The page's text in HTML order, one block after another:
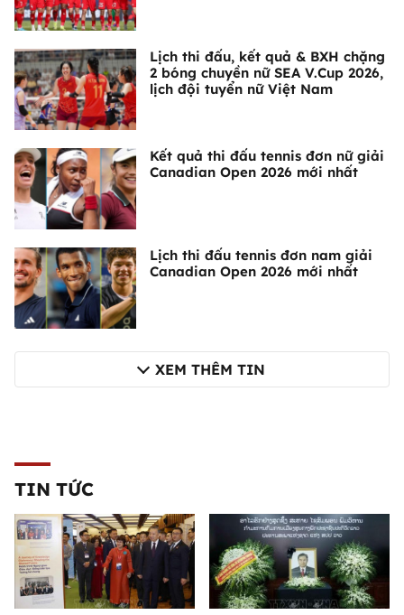
Lịch thi đấu, kết quả & BXH chặng
2 bóng chuyền nữ SEA V.Cup 2026,
lịch đội tuyển nữ Việt Nam
Kết quả thi đấu tennis đơn nữ giải
Canadian Open 2026 mới nhất
Lịch thi đấu tennis đơn nam giải
Canadian Open 2026 mới nhất
XEM THÊM TIN
TIN TỨC